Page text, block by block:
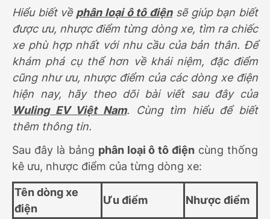
Hiểu biết về phân loại ô tô điệnsẽ giúp bạn biết
được ưu, nhược điểm từng dòng xe, tìm ra chiếc
xe phù hợp nhất với nhu cầu của bản thân. Để
khám phá cụ thể hơn về khái niệm, đặc điểm
cũng như ưu, nhược điểm của các dòng xe điện
hiện nay, hãy theo dõi bài viết sau đây của
Wuling EV Việt Nam. Cùng tìm hiểu để biết
thêm thông tin.
Sau đây là bảng phân loại ô tô điện cùng thống
kê ưu, nhược điểm của từng dòng xe:
Tên dòng xe
điện
Ưu điểm Nhược điểm